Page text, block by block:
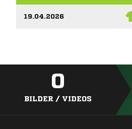
19.04.2026
0
BILDER / VIDEOS